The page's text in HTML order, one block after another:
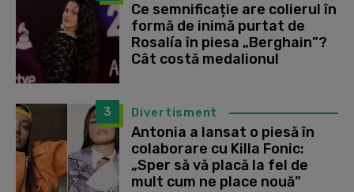
Ce semnificație are colierul în
formă de inimă purtat de
Rosalía în piesa „Berghain”?
Cât costă medalionul
3 Divertisment
Antonia a lansat o piesă în
colaborare cu Killa Fonic:
„Sper să vă placă la fel de
mult cum ne place nouă”